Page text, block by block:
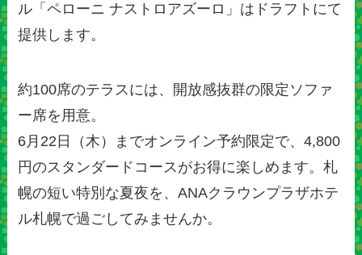
ル「ペローニ ナストロアズーロ」はドラフトにて
提供します。
約100席のテラスには、開放感抜群の限定ソファ
ー席を用意。
6月22日（木）までオンライン予約限定で、4,800
円のスタンダードコースがお得に楽しめます。札
幌の短い特別な夏夜を、ANAクラウンプラザホテ
ル札幌で過ごしてみませんか。